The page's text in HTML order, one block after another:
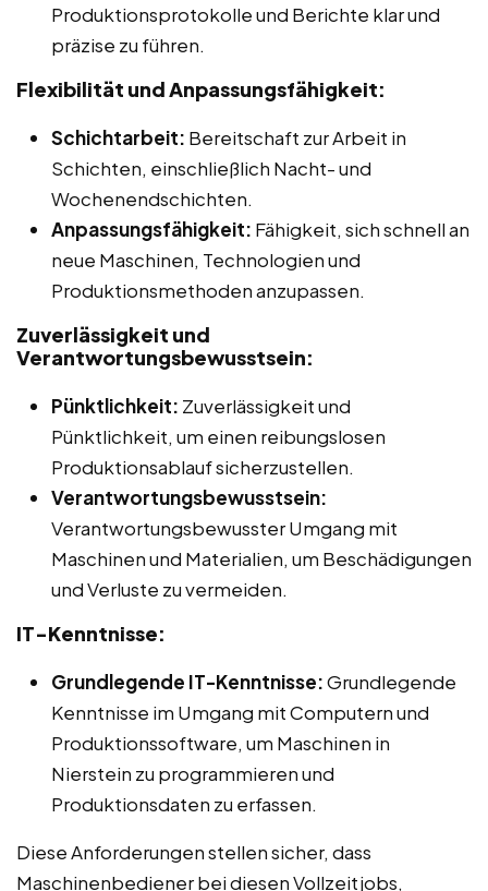
Produktionsprotokolle und Berichte klar und
präzise zu führen.
Flexibilität und Anpassungsfähigkeit:
Schichtarbeit: Bereitschaft zur Arbeit in
Schichten, einschließlich Nacht- und
Wochenendschichten.
Anpassungsfähigkeit: Fähigkeit, sich schnell an
neue Maschinen, Technologien und
Produktionsmethoden anzupassen.
Zuverlässigkeit und
Verantwortungsbewusstsein:
Pünktlichkeit: Zuverlässigkeit und
Pünktlichkeit, um einen reibungslosen
Produktionsablauf sicherzustellen.
Verantwortungsbewusstsein:
Verantwortungsbewusster Umgang mit
Maschinen und Materialien, um Beschädigungen
und Verluste zu vermeiden.
IT-Kenntnisse:
Grundlegende IT-Kenntnisse:Grundlegende
Kenntnisse im Umgang mit Computern und
Produktionssoftware, um Maschinen in
Nierstein zu programmieren und
Produktionsdaten zu erfassen.
Diese Anforderungen stellen sicher, dass
Maschinenbediener bei diesen Vollzeitjobs,